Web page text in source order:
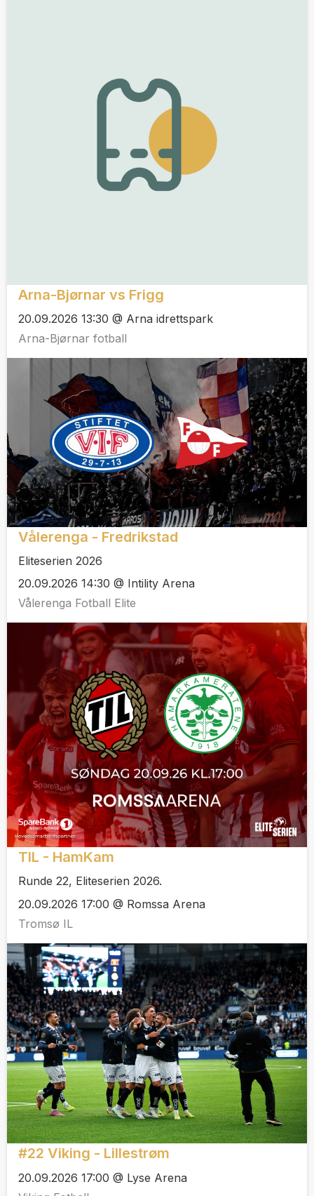
Arna-Bjørnar vs Frigg
20.09.2026 13:30 @ Arna idrettspark
Arna-Bjørnar fotball
Vålerenga - Fredrikstad
Eliteserien 2026
20.09.2026 14:30 @ Intility Arena
Vålerenga Fotball Elite
TIL - HamKam
Runde 22, Eliteserien 2026.
20.09.2026 17:00 @ Romssa Arena
Tromsø IL
#22 Viking - Lillestrøm
20.09.2026 17:00 @ Lyse Arena